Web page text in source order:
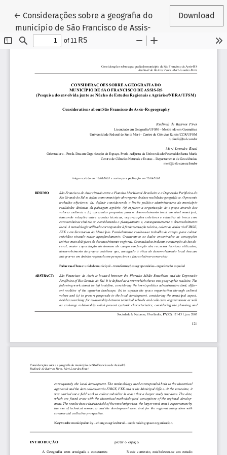
← Return to Article Details
Considerações sobre a geografia do
município de São Francisco de Assis-
RS
Download